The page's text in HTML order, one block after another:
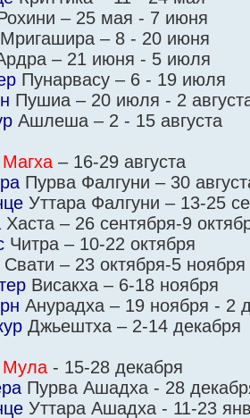
– 25 мая - 7 июня
Мригашира – 8 - 20 июня
– 21 июня - 5 июля
Пунарвасу – 6 - 19 июля
Пушиа – 20 июля - 2
Ашлеша – 2 - 15 августа
Магха – 16-29 августа
Пурва Фалгуни – 30
Уттара Фалгуни – 13-25
Хаста – 26 сентября-9
Читра – 10-22 октября
Свати – 23 октября-5 ноября
Висакха – 6-18 ноября
Анурадха – 19 ноября - 2
Джьештха – 2-14 декабря
Мула - 15-28 декабря
Пурва Ашадха - 28
Уттара Ашадха - 11-23